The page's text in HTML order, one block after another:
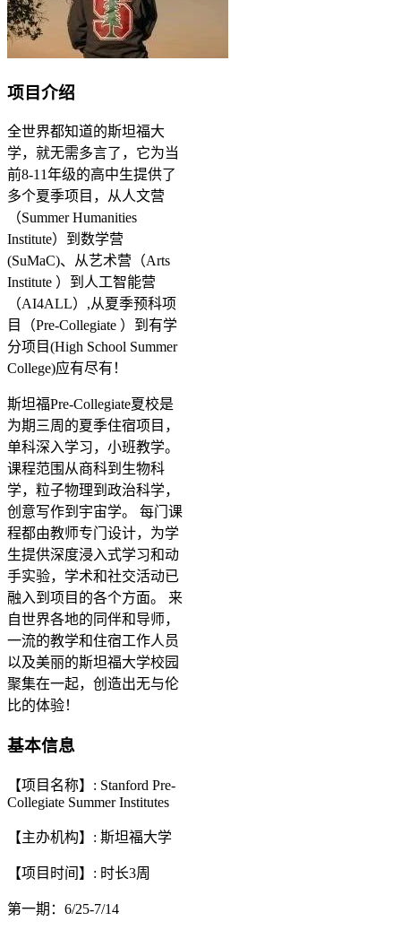
项目介绍
全世界都知道的斯坦福大
学，就无需多言了，它为当
前8-11年级的高中生提供了
多个夏季项目，从人文营
（Summer Humanities
Institute）到数学营
(SuMaC)、从艺术营（Arts
Institute ）到人工智能营
（AI4ALL）,从夏季预科项
目（Pre-Collegiate ）到有学
分项目(High School Summer
College)应有尽有！
斯坦福Pre-Collegiate夏校是
为期三周的夏季住宿项目，
单科深入学习，小班教学。
课程范围从商科到生物科
学，粒子物理到政治科学，
创意写作到宇宙学。 每门课
程都由教师专门设计，为学
生提供深度浸入式学习和动
手实验，学术和社交活动已
融入到项目的各个方面。 来
自世界各地的同伴和导师，
一流的教学和住宿工作人员
以及美丽的斯坦福大学校园
聚集在一起，创造出无与伦
比的体验！
基本信息
【项目名称】: Stanford Pre-
Collegiate Summer Institutes
【主办机构】: 斯坦福大学
【项目时间】: 时长3周
第一期：6/25-7/14